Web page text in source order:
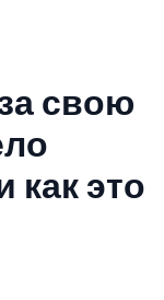
свою
как это